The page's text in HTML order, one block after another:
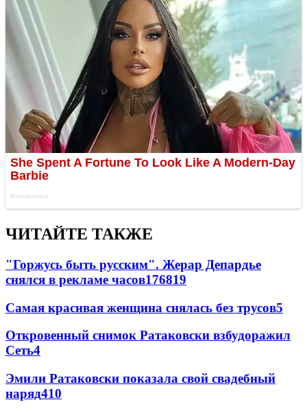
ЧИТАЙТЕ ТАКЖЕ
"Горжусь быть русским". Жерар Депардье
снялся в рекламе часов176819
Самая красивая женщина снялась без трусов5
Откровенный снимок Ратаковски взбудоражил
Сеть4
Эмили Ратаковски показала свой свадебный
наряд410